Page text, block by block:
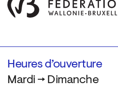
Heures d’ouverture
Mardi → Dimanche